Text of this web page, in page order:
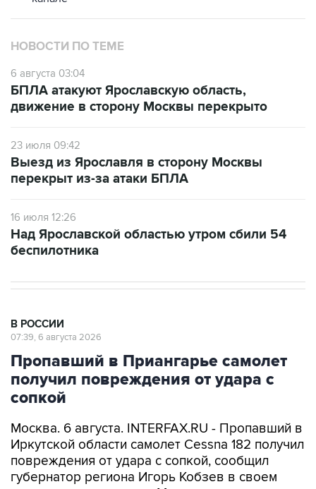
НОВОСТИ ПО ТЕМЕ
6 августа 03:04
БПЛА атакуют Ярославскую область,
движение в сторону Москвы перекрыто
23 июля 09:42
Выезд из Ярославля в сторону Москвы
перекрыт из-за атаки БПЛА
16 июля 12:26
Над Ярославской областью утром сбили 54
беспилотника
В РОССИИ
07:39, 6 августа 2026
Пропавший в Приангарье самолет
получил повреждения от удара с
сопкой
Москва. 6 августа. INTERFAX.RU - Пропавший в
Иркутской области самолет Cessna 182 получил
повреждения от удара с сопкой, сообщил
губернатор региона Игорь Кобзев в своем